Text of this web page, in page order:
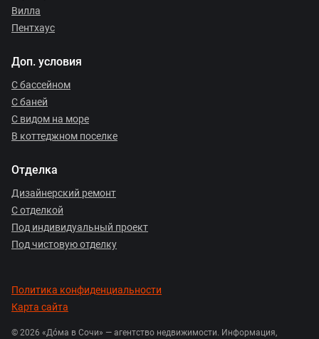
Вилла
Пентхаус
Доп. условия
С бассейном
С баней
С видом на море
В коттеджном поселке
Отделка
Дизайнерский ремонт
С отделкой
Под индивидуальный проект
Под чистовую отделку
Политика конфиденциальности
Карта сайта
© 2026 «Дóма в Сочи» — агентство недвижимости. Информация,